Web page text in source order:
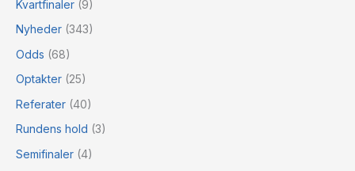
Kvartfinaler (9)
Nyheder (343)
Odds (68)
Optakter (25)
Referater (40)
Rundens hold (3)
Semifinaler (4)